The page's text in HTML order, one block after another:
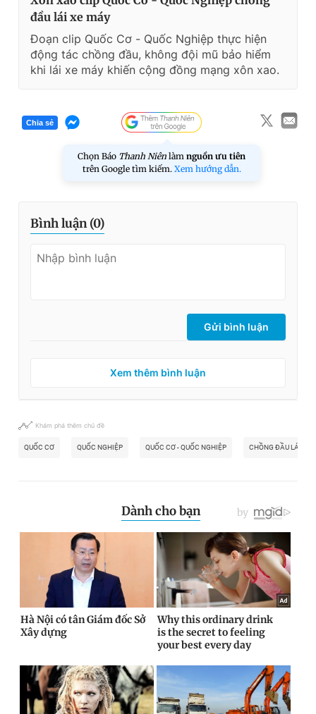
đầu lái xe máy
Đoạn clip Quốc Cơ - Quốc Nghiệp thực hiện
động tác chồng đầu, không đội mũ bảo hiểm
khi lái xe máy khiến cộng đồng mạng xôn xao.
Chia sẻ
Chọn Báo Thanh Niên làm nguồn ưu tiên
trên Google tìm kiếm. Xem hướng dẫn.
Bình luận (0)
Gửi bình luận
Xem thêm bình luận
Khám phá thêm chủ đề
QUỐC CƠ QUỐC NGHIỆP QUỐC CƠ - QUỐC NGHIỆP CHỒNG ĐẦU LÁI XE